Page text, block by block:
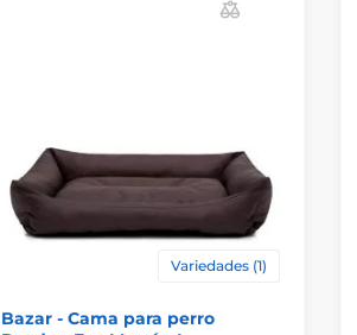
Variedades (1)
Bazar - Cama para perro